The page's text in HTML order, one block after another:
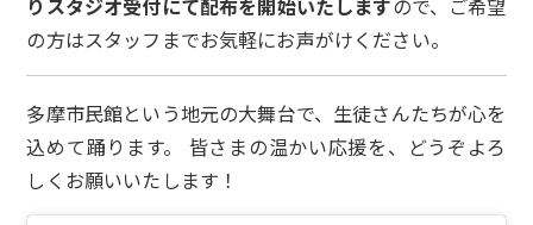
の方はスタッフまでお気軽にお声がけください。
多摩市民館という地元の大舞台で、生徒さんたちが心を
込めて踊ります。 皆さまの温かい応援を、どうぞよろ
しくお願いいたします！